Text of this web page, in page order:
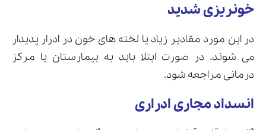
خونریزی شدید
در این مورد مقادیر زیاد یا لخته های خون در ادرار پدیدار
می شوند. در صورت ابتلا باید به بیمارستان یا مرکز
درمانی مراجعه شود.
انسداد مجاری ادراری